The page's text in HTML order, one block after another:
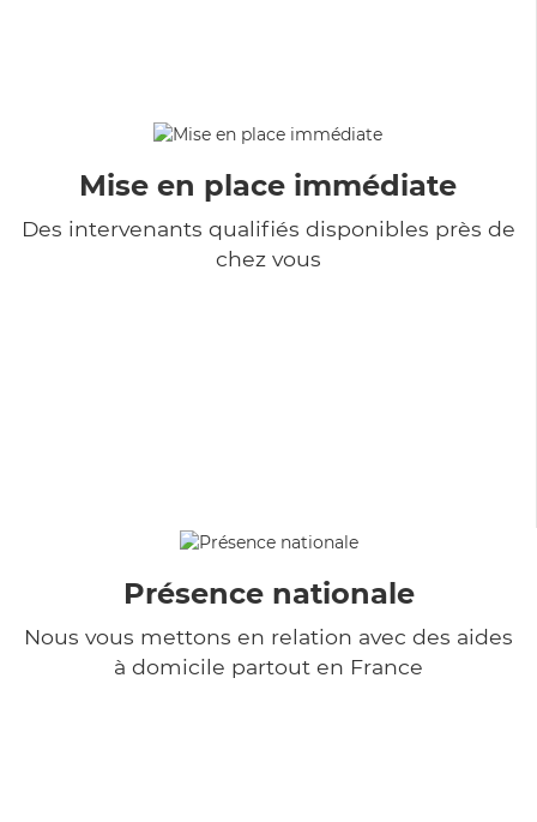
Mise en place immédiate
Des intervenants qualifiés disponibles près de
chez vous
Présence nationale
Nous vous mettons en relation avec des aides
à domicile partout en France